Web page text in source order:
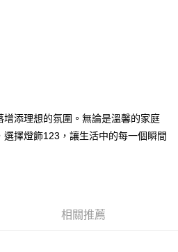
後才付款」的支付方式。 讓您購物簡單
添理想的氛圍。無論是溫馨的家庭
擇燈飾123，讓生活中的每一個瞬間
相關推薦